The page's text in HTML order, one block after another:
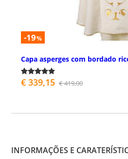
-19%
Capa asperges com bordado
€ 339,15 € 419,00
INFORMAÇÕES E